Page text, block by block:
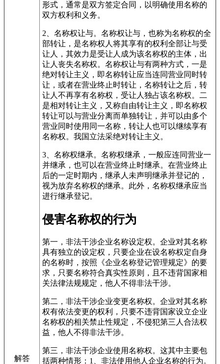
解答
形式，通常是双方签定合同，以明确使用名称的
双方权利和义务。
2、名称权让与。名称权让与，也称为名称权的全
部转让，是名称权人将其享有的权利全部让与受
让人，其效力是受让人成为该名称权的主体，出
让人丧失名称权。名称权让与有两种方式，一是
绝对转让主义，即名称转让应当连同营业同时转
让，或者在营业终止时转让，名称转让之后，转
让人不再享有名称权，受让人独占该名称权。二
是相对转让主义，又称自由转让主义，即名称权
转让可以与营业分离而单独转让，并可以由多个
营业同时使用同一名称，转让人也可以继续享有
名称权。我国立法采绝对转让主义。
3、名称权继承。名称权继承，一般应连同营业一
并继承，也可以在营业终止时继承。在营业终止
后的一定时期内，继承人未声明继承并登记的，
视为放弃名称权的继承。此外，名称权继承应当
进行继承登记。
侵害名称权的行为
第一，非法干涉企业名称设定权。企业对其名称
具有独立的设定权，只要企业在设名称权定自身
的名称时，按照《企业名称登记管理规定》的要
求，只要名称符合真实性原则，且不违背国家相
关法律法规规定，他人不得非法干涉。
第二，非法干涉企业变更名称权。企业对其名称
权有依法变更的权利，只要不违背国家设立企业
名称权的相关禁止性规定，不侵犯第三人合法权
益，他人不得非法干涉。
第三，非法干涉企业使用名称权。这其中主要包
括两种情形：1、非法使用他人企业名称的行为。